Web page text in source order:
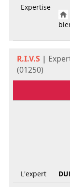
Expertise
R.I.V.S |
(01250)
L'expert